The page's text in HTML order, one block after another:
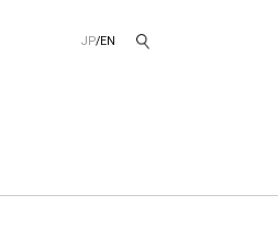
JP/EN